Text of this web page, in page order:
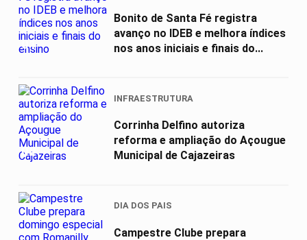
01
Bonito de Santa Fé registra
avanço no IDEB e melhora índices
nos anos iniciais e finais do...
02
INFRAESTRUTURA
Corrinha Delfino autoriza
reforma e ampliação do Açougue
Municipal de Cajazeiras
DIA DOS PAIS
Campestre Clube prepara